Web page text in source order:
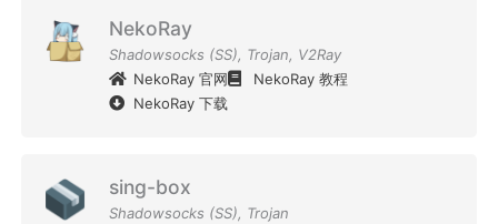
NekoRay
Shadowsocks (SS), Trojan, V2Ray
NekoRay 官网
NekoRay 教程
NekoRay 下载
sing-box
Shadowsocks (SS), Trojan